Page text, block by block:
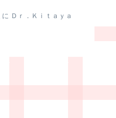
に Ｄｒ．Ｋｉｔａｙａ